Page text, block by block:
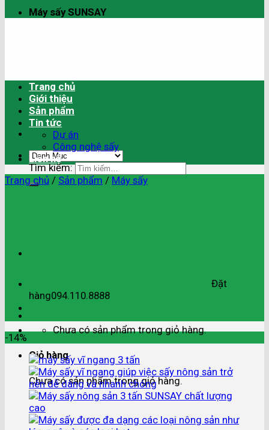
Máy sấy SUNSAY
Tìm kiếm:
Đặt
hàng094.110.8888
Chưa có sản phẩm trong giỏ hàng.
Giỏ hàng
Chưa có sản phẩm trong giỏ hàng.
Trang chủ
Giới thiệu
Sản phẩm
Tin tức
Dự án
Công nghệ sấy
Liên hệ
Trang chủ / Sản phẩm / Máy sấy
-14%